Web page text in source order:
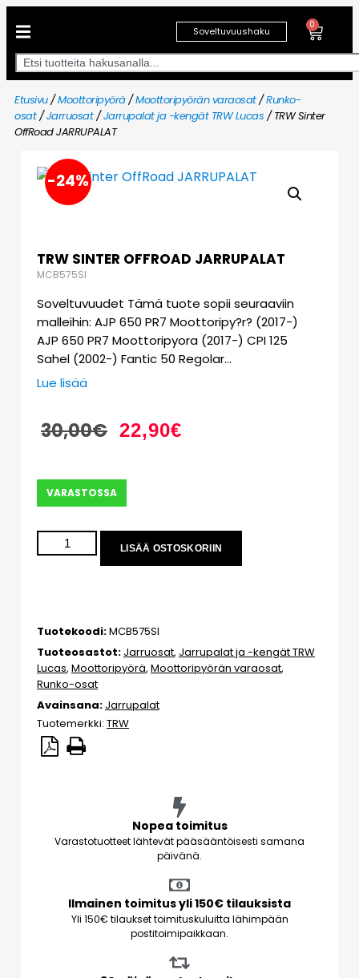
Soveltuvuushaku
0
Etusivu/Moottoripyörä/Moottoripyörän varaosat/Runko-
osat/Jarruosat/Jarrupalat ja -kengät TRW Lucas / TRW Sinter
OffRoad JARRUPALAT
-24%
TRW SINTER OFFROAD JARRUPALAT
MCB575SI
Soveltuvuudet Tämä tuote sopii seuraaviin
malleihin: AJP 650 PR7 Moottoripy?r? (2017-)
AJP 650 PR7 Moottoripyora (2017-) CPI 125
Sahel (2002-) Fantic 50 Regolar…
Lue lisää
30,00€ 22,90€
VARASTOSSA
LISÄÄ OSTOSKORIIN
Tuotekoodi:MCB575SI
Tuoteosastot: Jarruosat, Jarrupalat ja -kengät TRW
Lucas, Moottoripyörä, Moottoripyörän varaosat,
Runko-osat
Avainsana: Jarrupalat
Tuotemerkki: TRW
Nopea toimitus
Varastotuotteet lähtevät pääsääntöisesti samana
päivänä.
Ilmainen toimitus yli 150€ tilauksista
Yli 150€ tilaukset toimituskuluitta lähimpään
postitoimipaikkaan.